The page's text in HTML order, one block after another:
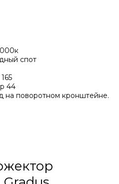
спот
44
на поворотном кронштейне.